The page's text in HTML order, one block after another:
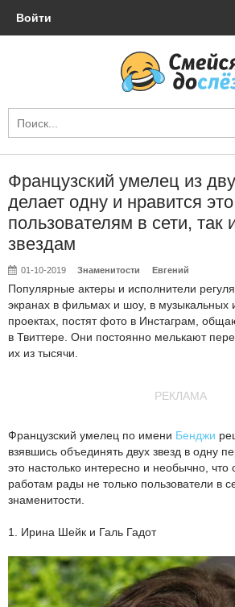
Войти
Французский умелец из
делает одну и нравится
пользователям в сети, так
звездам
01-10-2019 Знаменитости Евгений
Популярные актеры и исполнители
экранах в фильмах и шоу, в музыкальных
проектах, постят фото в Инстаграм,
в Твиттере. Они постоянно мелькают
их из тысячи.
РЕКЛАМА
Французский умелец по имени Бенджи
взявшись объединять двух звезд в одну
это настолько интересно и необычно,
работам рады не только пользователи в
знаменитости.
1. Ирина Шейк и Галь Гадот